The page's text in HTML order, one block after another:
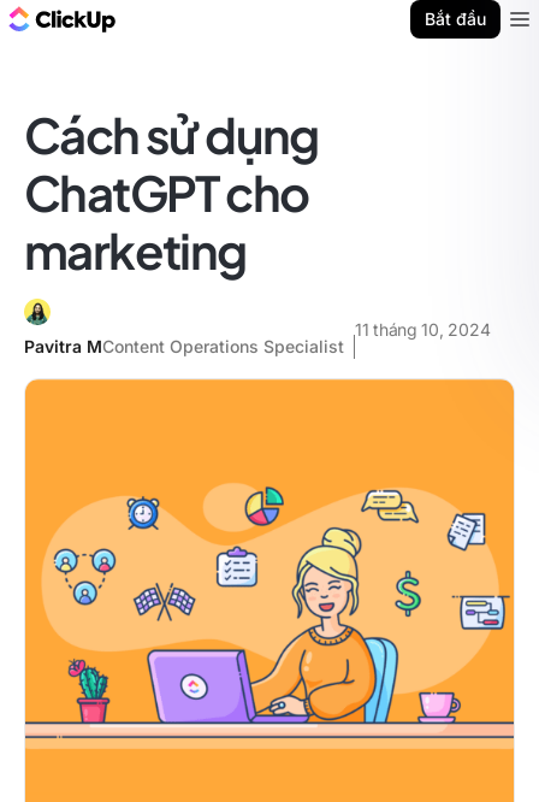
Bắt đầu
Cách sử dụng
ChatGPT cho
marketing
Pavitra MContent Operations Specialist
11 tháng 10, 2024